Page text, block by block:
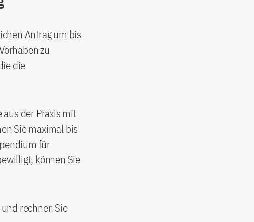
Antrag um bis
zu
die
der Praxis mit
Sie maximal bis
für
können Sie
rechnen Sie